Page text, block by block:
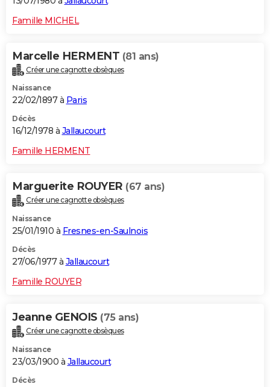
Famille MICHEL
Marcelle HERMENT (81 ans)
Créer une cagnotte obsèques
Naissance
22/02/1897 à Paris
Décès
16/12/1978 à Jallaucourt
Famille HERMENT
Marguerite ROUYER (67 ans)
Créer une cagnotte obsèques
Naissance
25/01/1910 à Fresnes-en-Saulnois
Décès
27/06/1977 à Jallaucourt
Famille ROUYER
Jeanne GENOIS (75 ans)
Créer une cagnotte obsèques
Naissance
23/03/1900 à Jallaucourt
Décès